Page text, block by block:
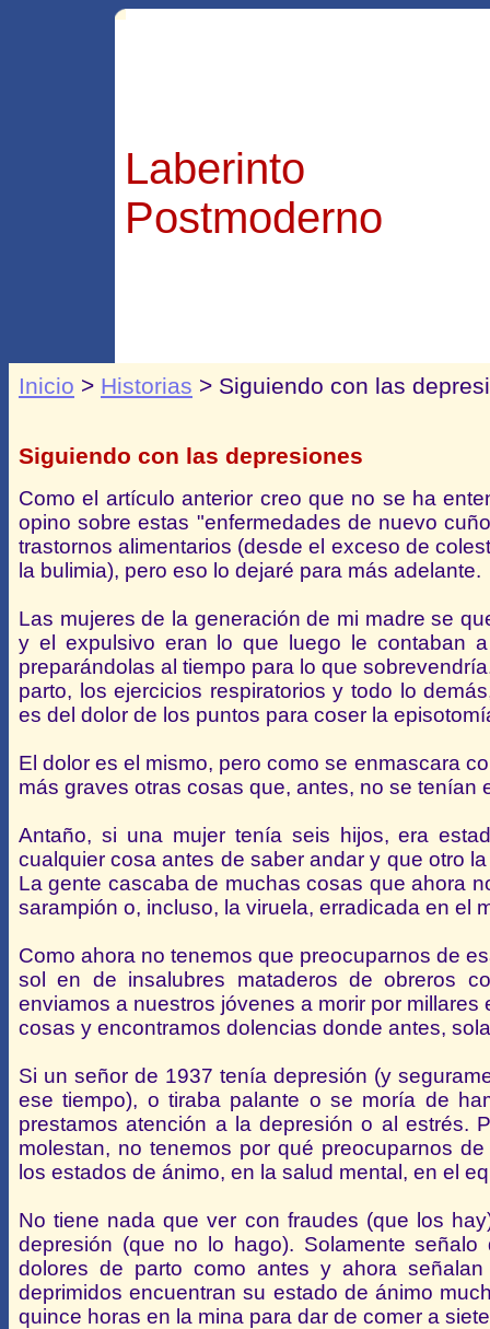
Laberinto
Postmoderno
Inicio > Historias > Siguiendo con las
Siguiendo con las depresiones
Como el artículo anterior creo que no se ha
opino sobre estas "enfermedades de nuevo
trastornos alimentarios (desde el exceso de
la bulimia), pero eso lo dejaré para más adelante.
Las mujeres de la generación de mi madre se
y el expulsivo eran lo que luego le contaban
preparándolas al tiempo para lo que
parto, los ejercicios respiratorios y todo lo
es del dolor de los puntos para coser la
El dolor es el mismo, pero como se enmascara
más graves otras cosas que, antes, no se tenían
Antaño, si una mujer tenía seis hijos, era
cualquier cosa antes de saber andar y que otro
La gente cascaba de muchas cosas que ahora
sarampión o, incluso, la viruela, erradicada en el
Como ahora no tenemos que preocuparnos de
sol en de insalubres mataderos de obreros
enviamos a nuestros jóvenes a morir por
cosas y encontramos dolencias donde antes,
Si un señor de 1937 tenía depresión (y
ese tiempo), o tiraba palante o se moría de
prestamos atención a la depresión o al estrés.
molestan, no tenemos por qué preocuparnos
los estados de ánimo, en la salud mental, en el
No tiene nada que ver con fraudes (que los
depresión (que no lo hago). Solamente
dolores de parto como antes y ahora
deprimidos encuentran su estado de ánimo
quince horas en la mina para dar de comer a